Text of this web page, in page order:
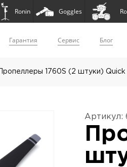
Ronin Goggles
Гарантия Сервис Блог
Пропеллеры 1760S (2 штуки)
Артикул: